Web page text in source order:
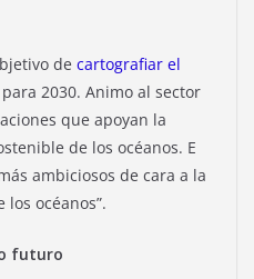
de cartografiar el
para 2030. Animo al sector
que apoyan la
de los océanos. E
ambiciosos de cara a la
océanos”.
futuro